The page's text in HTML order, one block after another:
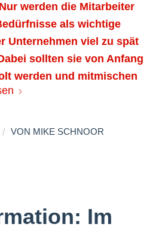
werden die Mitarbeiter
als wichtige
Unternehmen viel zu spät
sollten sie von Anfang
werden und mitmischen
/ VON MIKE SCHNOOR
Im